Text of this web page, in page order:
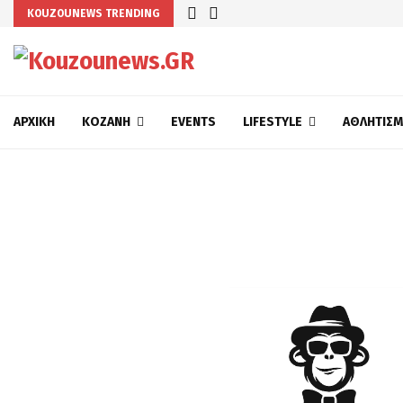
KOUZOUNEWS TRENDING
ΑΡΧΙΚΉ ΚΟΖΆΝΗ EVENTS LIFESTYLE